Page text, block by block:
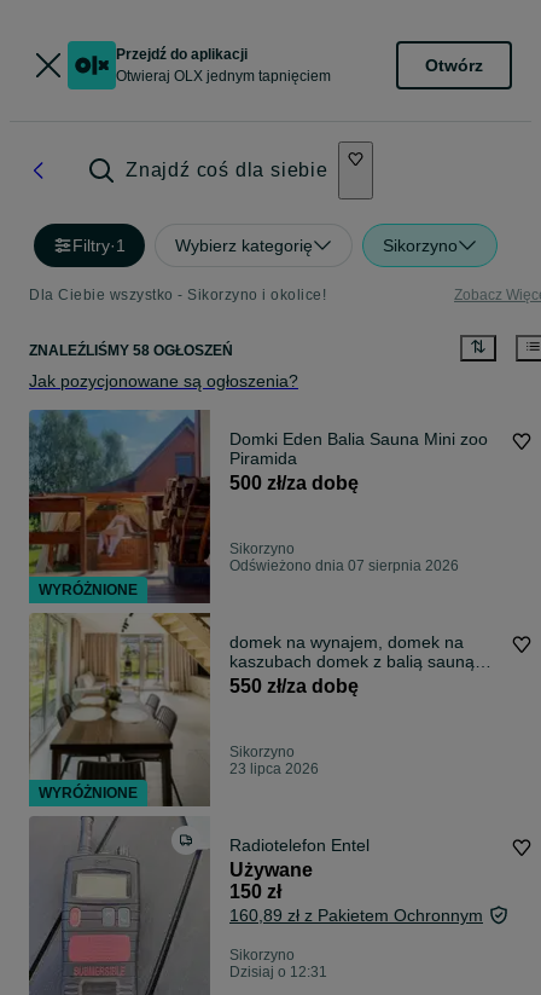
Przejdź do aplikacji
Otwieraj OLX jednym tapnięciem
Otwórz
Znajdź coś dla siebie
Filtry·1 Wybierz kategorię Sikorzyno
Dla Ciebie wszystko - Sikorzyno i okolice! Zobacz
ZNALEŹLIŚMY 58 OGŁOSZEŃ
Jak pozycjonowane są ogłoszenia?
Domki Eden Balia Sauna Mini zoo
Piramida
500 zł/za dobę
Sikorzyno
Odświeżono dnia 07 sierpnia 2026
domek na wynajem, domek na
kaszubach domek z balią sauną
jacuzzi, wakacje na kaszubach na
wsi nad jeziorem
550 zł/za dobę
Sikorzyno
23 lipca 2026
Radiotelefon Entel
Używane
150 zł
160,89 zł z Pakietem Ochronnym
Sikorzyno
Dzisiaj o 12:31
WYRÓŻNIONE
WYRÓŻNIONE